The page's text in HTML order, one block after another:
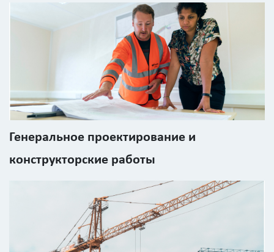
Генеральное проектирование и
конструкторские работы